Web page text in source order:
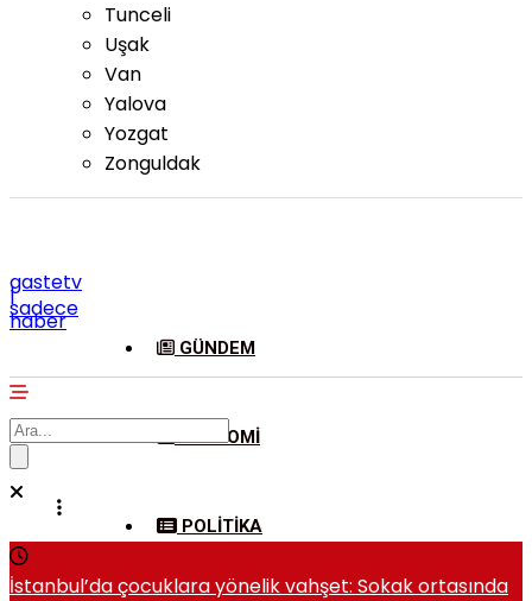
Tunceli
Uşak
Van
Yalova
Yozgat
Zonguldak
gastetv
|
sadece
haber
GÜNDEM
EKONOMI
POLITIKA
İstanbul’da çocuklara yönelik vahşet: Sokak ortasında